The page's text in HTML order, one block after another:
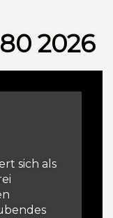
2026
sich als